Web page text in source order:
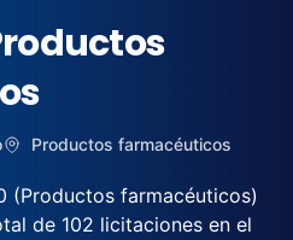
Productos farmacéuticos
(Productos farmacéuticos)
de 102 licitaciones en el